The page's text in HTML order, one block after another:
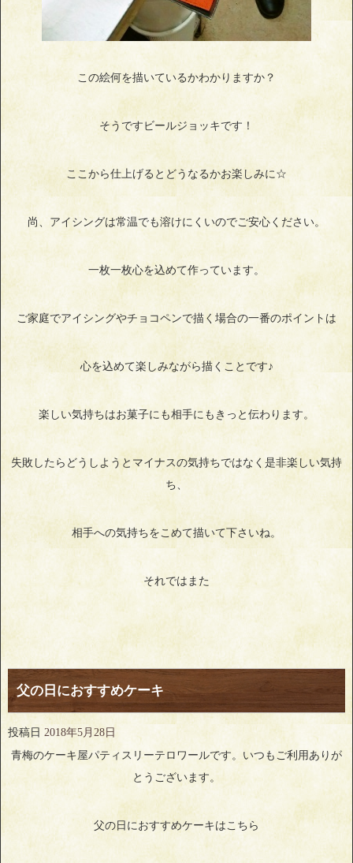
この絵何を描いているかわかりますか？
そうですビールジョッキです！
ここから仕上げるとどうなるかお楽しみに☆
尚、アイシングは常温でも溶けにくいのでご安心ください。
一枚一枚心を込めて作っています。
ご家庭でアイシングやチョコペンで描く場合の一番のポイントは
心を込めて楽しみながら描くことです♪
楽しい気持ちはお菓子にも相手にもきっと伝わります。
失敗したらどうしようとマイナスの気持ちではなく是非楽しい気持
ち、
相手への気持ちをこめて描いて下さいね。
それではまた
父の日におすすめケーキ
投稿日 2018年5月28日
青梅のケーキ屋パティスリーテロワールです。いつもご利用ありが
とうございます。
父の日におすすめケーキはこちら